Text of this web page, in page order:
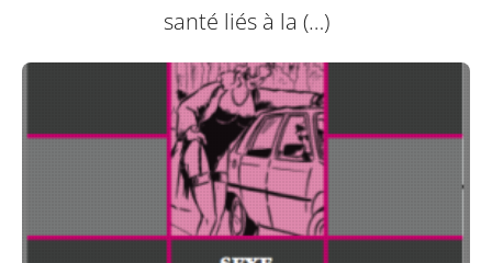
santé liés à la (…)